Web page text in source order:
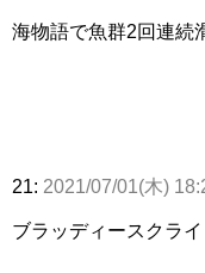
海物語で魚群2回連続
21: 2021/07/01(木)
ブラッディースクライ